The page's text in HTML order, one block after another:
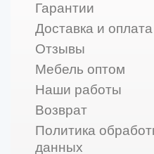
Гарантии
Доставка и оплата
Отзывы
Мебель оптом
Наши работы
Возврат
Политика
данных